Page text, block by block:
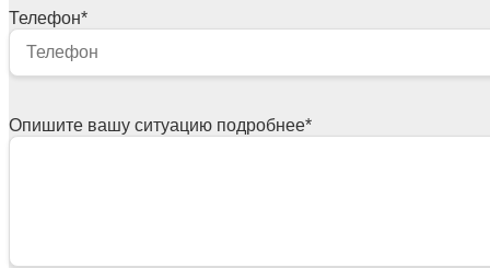
Телефон*
Опишите вашу ситуацию подробнее*